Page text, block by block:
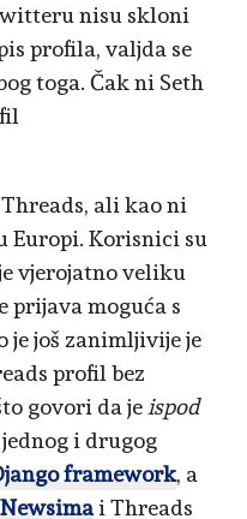
nisu skloni
profila, valjda se
toga. Čak ni Seth
ali kao ni
Europi. Korisnici su
vjerojatno veliku
prijava moguća s
je još zanimljivije je
profil bez
govori da jeispod
i drugog
framework, a
i Threads